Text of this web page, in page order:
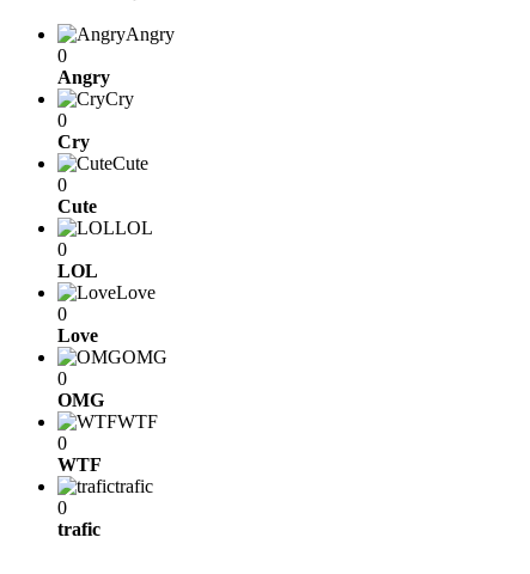
Angry
0
Angry
Cry
0
Cry
Cute
0
Cute
LOL
0
LOL
Love
0
Love
OMG
0
OMG
WTF
0
WTF
trafic
0
trafic